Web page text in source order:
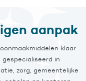
aanpak
klaar
gespecialiseerd in
zorg, gemeentelijke